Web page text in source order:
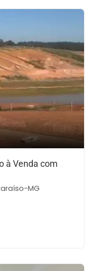
à Venda com
MG